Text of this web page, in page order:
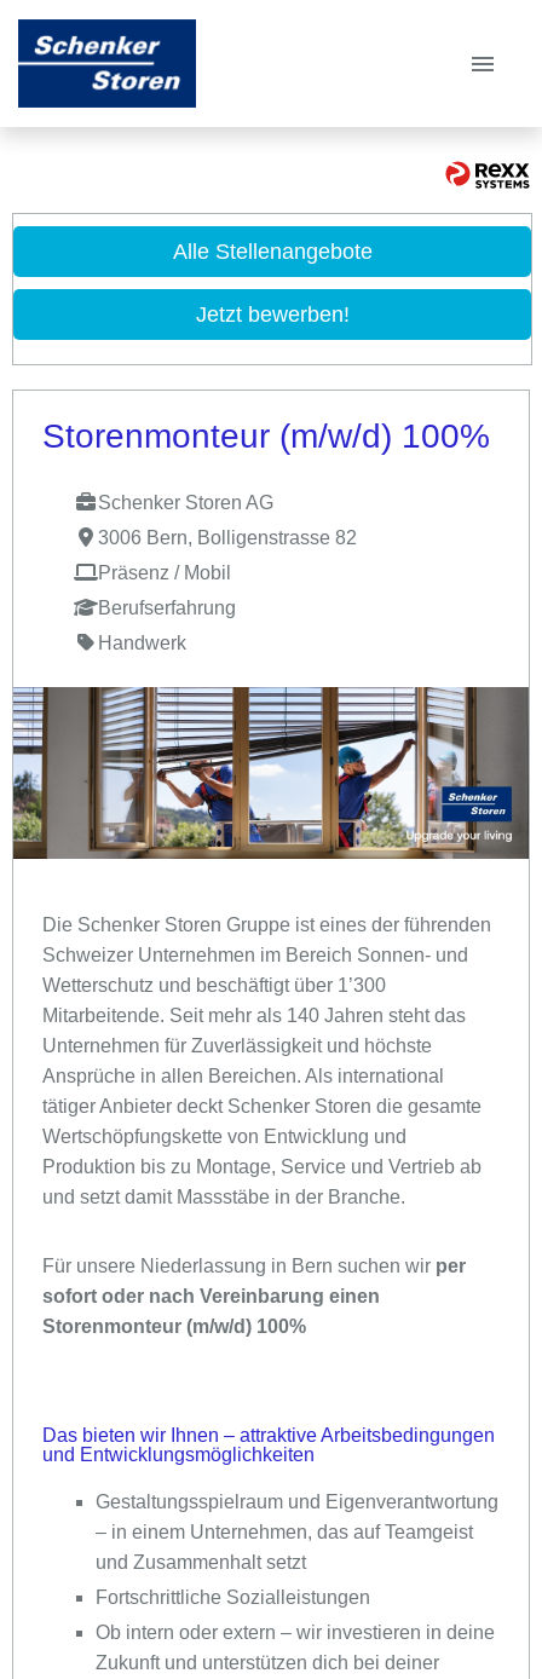
Perspektiven
Bewerbungstipps
Alle Stellenangebote
Jetzt bewerben!
Storenmonteur (m/w/d) 100%
Schenker Storen AG
3006 Bern, Bolligenstrasse 82
Präsenz / Mobil
Berufserfahrung
Handwerk
Die Schenker Storen Gruppe ist eines der führenden
Schweizer Unternehmen im Bereich Sonnen- und
Wetterschutz und beschäftigt über 1’300
Mitarbeitende. Seit mehr als 140 Jahren steht das
Unternehmen für Zuverlässigkeit und höchste
Ansprüche in allen Bereichen. Als international
tätiger Anbieter deckt Schenker Storen die gesamte
Wertschöpfungskette von Entwicklung und
Produktion bis zu Montage, Service und Vertrieb ab
und setzt damit Massstäbe in der Branche.
Für unsere Niederlassung in Bern suchen wir per
sofort oder nach Vereinbarung einen
Storenmonteur (m/w/d) 100%
Das bieten wir Ihnen – attraktive Arbeitsbedingungen
und Entwicklungsmöglichkeiten
Gestaltungsspielraum und Eigenverantwortung
– in einem Unternehmen, das auf Teamgeist
und Zusammenhalt setzt
Fortschrittliche Sozialleistungen
Ob intern oder extern – wir investieren in deine
Zukunft und unterstützen dich bei deiner